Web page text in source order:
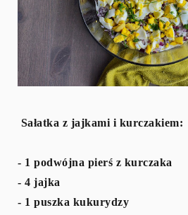
Sałatka z jajkami i kurczakiem:
- 1 podwójna pierś z kurczaka
- 4 jajka
- 1 puszka kukurydzy